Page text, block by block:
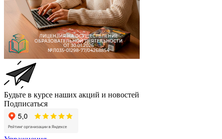
Будьте в курсе наших акций и новостей
Подписаться